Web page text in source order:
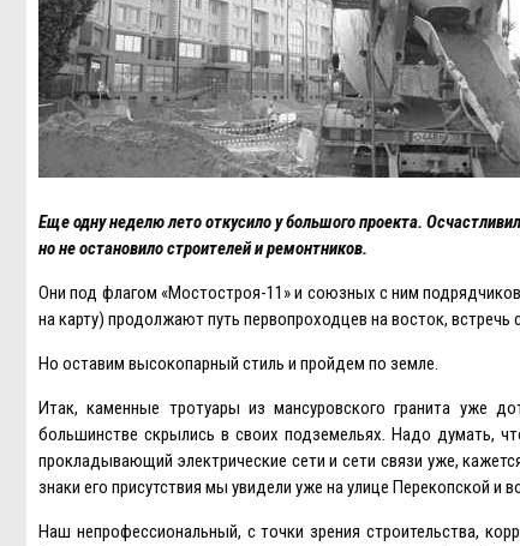
Eще одну неделю лето откусило у большого проекта.
но не остановило строителей и ремонтников.
Они под флагом «Мостостроя-11» и союзных с ним
на карту) продолжают путь первопроходцев на восток, встречь
Но оставим высокопарный стиль и пройдем по земле.
Итак, каменные тротуары из мансуровского гранита уже
большинстве скрылись в своих подземельях. Надо думать,
прокладывающий электрические сети и сети связи уже,
знаки его присутствия мы увидели уже на улице Перекопской и
Наш непрофессиональный, с точки зрения строительства,